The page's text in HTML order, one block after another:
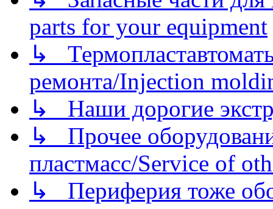
parts for your equipment
↳
ремонта/Injection
↳ Наши дорогие
↳ Прочее
пластмасс/Service of
↳ Периферия тоже